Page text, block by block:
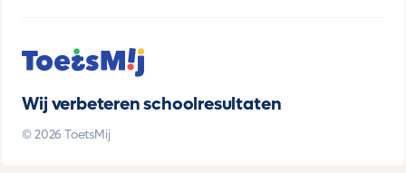
Wij verbeteren schoolresultaten
© 2026 ToetsMij